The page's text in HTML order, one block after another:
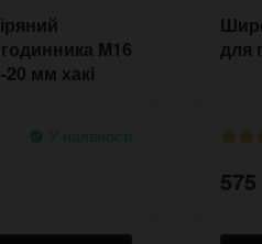
M16
мм хакі
У наявності
для